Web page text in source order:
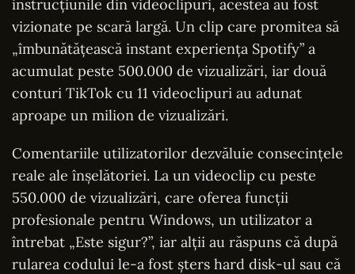
instrucțiunile din videoclipuri, acestea au fost
vizionate pe scară largă. Un clip care promitea să
„îmbunătățească instant experiența Spotify” a
acumulat peste 500.000 de vizualizări, iar două
conturi TikTok cu 11 videoclipuri au adunat
aproape un milion de vizualizări.
Comentariile utilizatorilor dezvăluie consecințele
reale ale înșelătoriei. La un videoclip cu peste
550.000 de vizualizări, care oferea funcții
profesionale pentru Windows, un utilizator a
întrebat „Este sigur?”, iar alții au răspuns că după
rularea codului le-a fost șters hard disk-ul sau că